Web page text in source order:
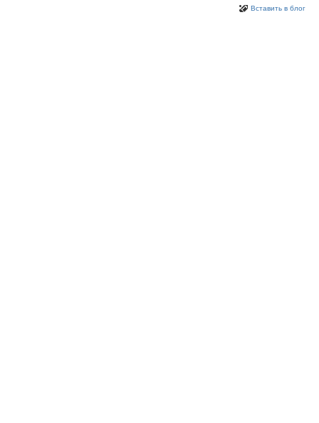
Вставить в блог